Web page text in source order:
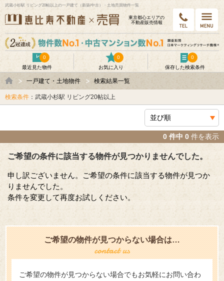
武蔵小杉駅 リビング20帖以上の一戸建て（新築/中古）・土地売買物件一覧
東京都⼼エリアの
不動産販売情報
最近見た物件
0
お気に入り
0
保存した検索条件
0
一戸建て・土地物件 検索結果一覧
検索条件 ：武蔵小杉駅 リビング20帖以上
0 件中 0 件を表示
ご希望の条件に該当する物件が見つかりませんでした。
申し訳ございません。ご希望の条件に該当する物件が見つか
りませんでした。
条件を変更して再度お試しください。
ご希望の物件が見つからない場合は…
ご希望の物件が見つからない場合でもお気軽にお問い合わ